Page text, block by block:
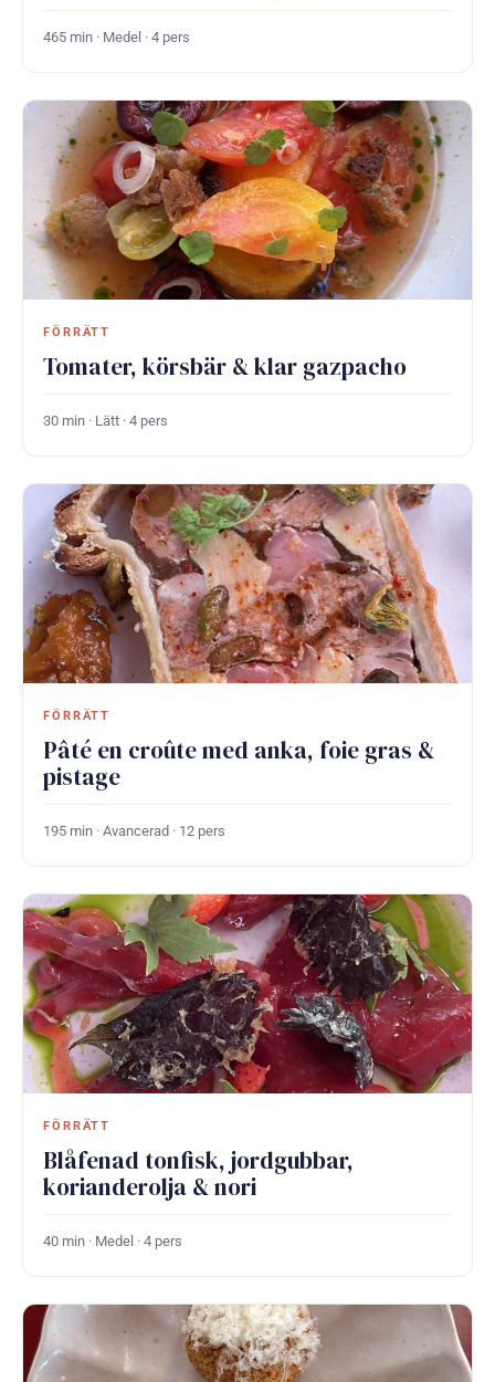
465 min · Medel · 4 pers
FÖRRÄTT
Tomater, körsbär & klar gazpacho
30 min · Lätt · 4 pers
FÖRRÄTT
Pâté en croûte med anka, foie gras &
pistage
195 min · Avancerad · 12 pers
FÖRRÄTT
Blåfenad tonfisk, jordgubbar,
korianderolja & nori
40 min · Medel · 4 pers